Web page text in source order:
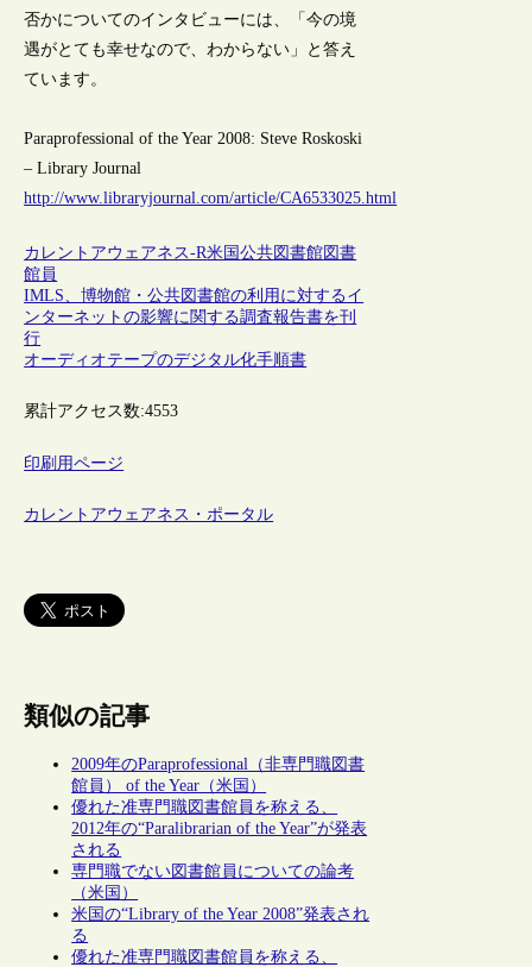
否かについてのインタビューには、「今の境
遇がとても幸せなので、わからない」と答え
ています。
Paraprofessional of the Year 2008: Steve Roskoski
– Library Journal
http://www.libraryjournal.com/article/CA6533025.html
カレントアウェアネス-R米国公共図書館図書
館員
IMLS、博物館・公共図書館の利用に対するイ
ンターネットの影響に関する調査報告書を刊
行
オーディオテープのデジタル化手順書
累計アクセス数:4553
印刷用ページ
カレントアウェアネス・ポータル
類似の記事
2009年のParaprofessional（非専門職図書
館員） of the Year（米国）
優れた准専門職図書館員を称える、
2012年の“Paralibrarian of the Year”が発表
される
専門職でない図書館員についての論考
（米国）
米国の“Library of the Year 2008”発表され
る
優れた准専門職図書館員を称える、